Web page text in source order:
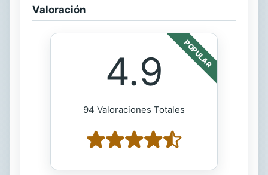
Valoración
POPULAR
4.9
94 Valoraciones Totales